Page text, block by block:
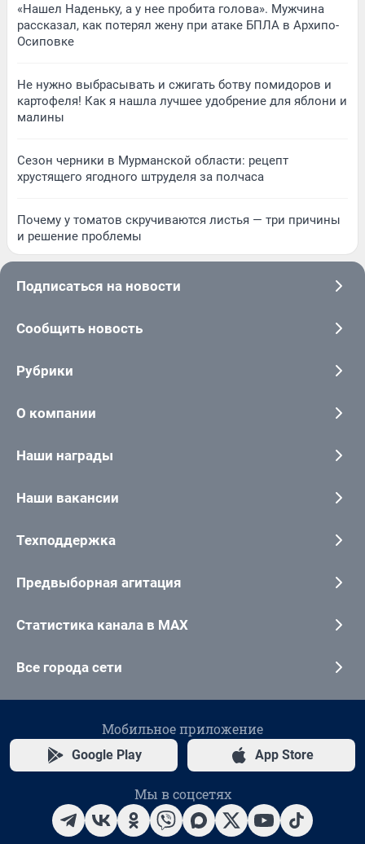
«Нашел Наденьку, а у нее пробита голова». Мужчина
рассказал, как потерял жену при атаке БПЛА в Архипо-
Осиповке
Не нужно выбрасывать и сжигать ботву помидоров и
картофеля! Как я нашла лучшее удобрение для яблони и
малины
Сезон черники в Мурманской области: рецепт
хрустящего ягодного штруделя за полчаса
Почему у томатов скручиваются листья — три причины
и решение проблемы
Подписаться на новости
Сообщить новость
Рубрики
О компании
Наши награды
Наши вакансии
Техподдержка
Предвыборная агитация
Статистика канала в MAX
Все города сети
Мобильное приложение
Google Play App Store
Мы в соцсетях